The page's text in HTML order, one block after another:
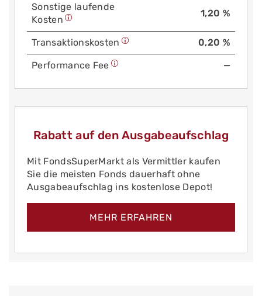
Sonstige laufende
Kosten
1,20 %
Trans­aktions­kosten 0,20 %
Performance Fee —
Rabatt auf den Ausgabeaufschlag
Mit FondsSuperMarkt als Vermittler kaufen
Sie die meisten Fonds dauerhaft ohne
Ausgabeaufschlag ins kostenlose Depot!
MEHR ERFAHREN